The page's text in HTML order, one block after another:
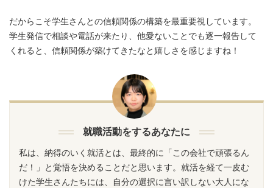
だからこそ学生さんとの信頼関係の構築を最重要視しています。
学生発信で相談や電話が来たり、他愛ないことでも逐一報告して
くれると、信頼関係が築けてきたなと嬉しさを感じますね！
就職活動をするあなたに
私は、納得のいく就活とは、最終的に「この会社で頑張るん
だ！」と覚悟を決めることだと思います。就活を経て一皮む
けた学生さんたちには、自分の選択に言い訳しない大人にな